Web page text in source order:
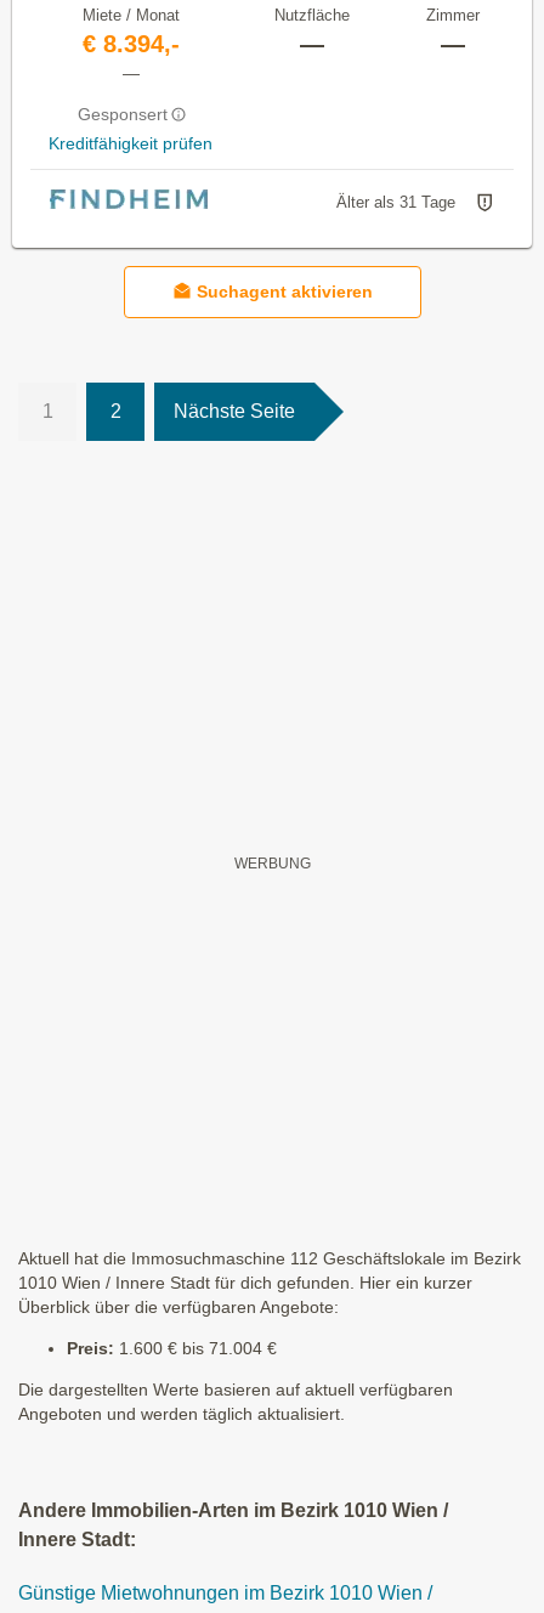
Miete / Monat
€ 8.394,-
—
Gesponsert
Kreditfähigkeit prüfen
Nutzfläche
—
Zimmer
—
Älter als 31 Tage
Suchagent aktivieren
1 2 Nächste Seite
Aktuell hat die Immosuchmaschine 112 Geschäftslokale im Bezirk
1010 Wien / Innere Stadt für dich gefunden. Hier ein kurzer
Überblick über die verfügbaren Angebote:
Preis: 1.600 € bis 71.004 €
Die dargestellten Werte basieren auf aktuell verfügbaren
Angeboten und werden täglich aktualisiert.
Andere Immobilien-Arten im Bezirk 1010 Wien /
Innere Stadt:
Günstige Mietwohnungen im Bezirk 1010 Wien /